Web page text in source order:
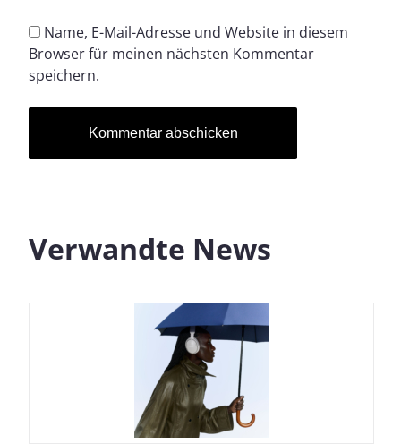
Name, E-Mail-Adresse und Website in diesem
Browser für meinen nächsten Kommentar
speichern.
Verwandte News